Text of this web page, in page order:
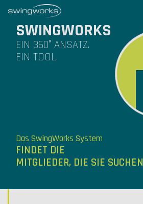
SWINGWORKS
EIN 360° ANSATZ.
EIN TOOL.
Das SwingWorks System
FINDET DIE
MITGLIEDER, DIE SIE SUCHEN